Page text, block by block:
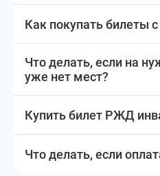
Как покупать билеты
Что делать, если на
уже нет мест?
Купить билет РЖД
Что делать, если